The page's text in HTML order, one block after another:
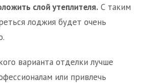
слой утеплителя. С таким
лоджия будет очень
варианта отделки лучше
или привлечь